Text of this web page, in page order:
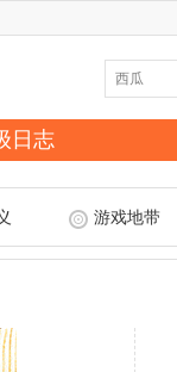
日志
游戏地带